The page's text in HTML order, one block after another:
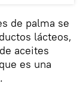
de palma se
lácteos,
aceites
es una